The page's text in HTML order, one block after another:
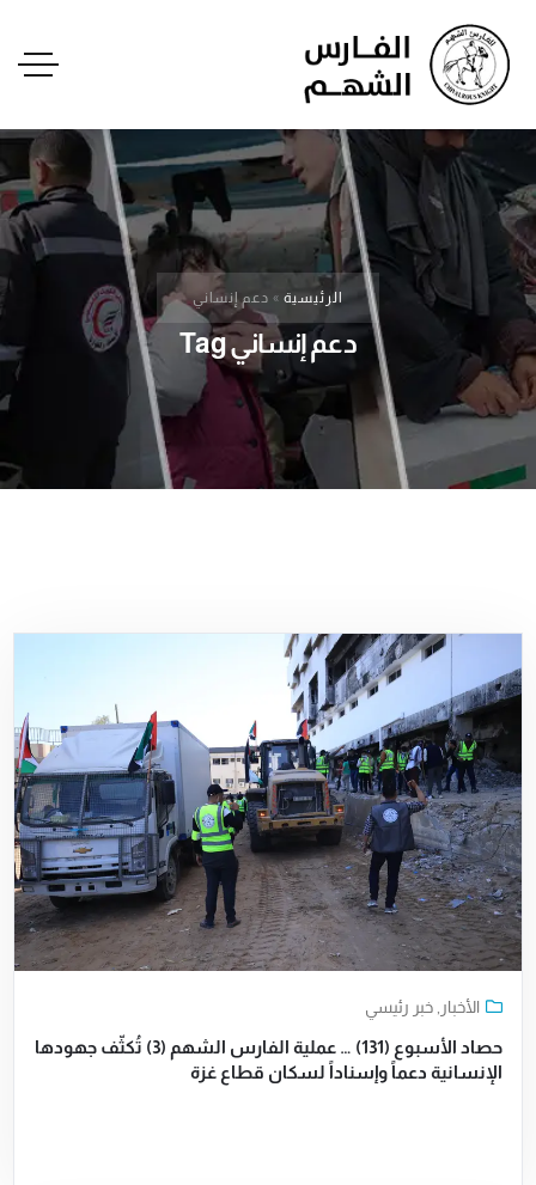
الرئيسية » دعم إنساني
دعم إنساني Tag
الأخبار ,خبر رئيسي
حصاد الأسبوع (131) … عملية الفارس الشهم (3) تُكثّف جهودها
الإنسانية دعماً وإسناداً لسكان قطاع غزة